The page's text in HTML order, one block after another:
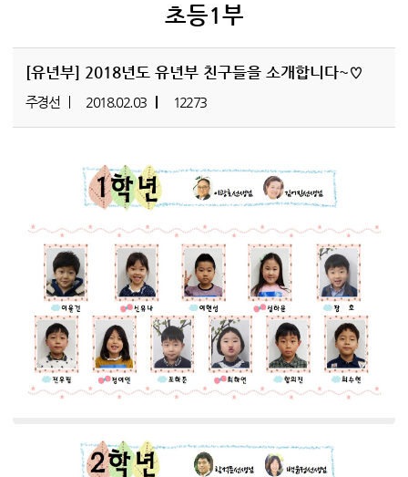
초등1부
[유년부] 2018년도 유년부 친구들을 소개합니다~♡
주경선 2018.02.03 12273